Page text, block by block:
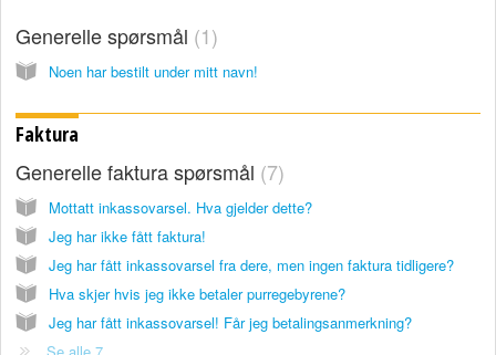
Generelle spørsmål 1
Noen har bestilt under mitt navn!
Faktura
Generelle faktura spørsmål 7
Mottatt inkassovarsel. Hva gjelder dette?
Jeg har ikke fått faktura!
Jeg har fått inkassovarsel fra dere, men ingen faktura tidligere?
Hva skjer hvis jeg ikke betaler purregebyrene?
Jeg har fått inkassovarsel! Får jeg betalingsanmerkning?